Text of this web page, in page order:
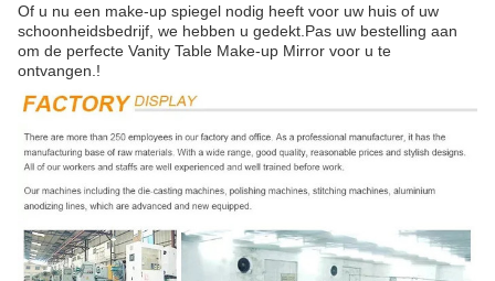
Of u nu een make-up spiegel nodig heeft voor uw huis of uw
schoonheidsbedrijf, we hebben u gedekt.Pas uw bestelling aan
om de perfecte Vanity Table Make-up Mirror voor u te
ontvangen.!